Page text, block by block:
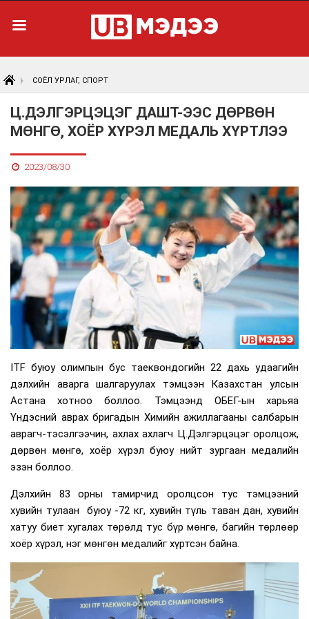
СОЁЛ УРЛАГ, СПОРТ
Ц.ДЭЛГЭРЦЭЦЭГ ДАШТ-ЭЭС ДӨРВӨН
МӨНГӨ, ХОЁР ХҮРЭЛ МЕДАЛЬ ХҮРТЛЭЭ
2023/08/30
ITF буюу олимпын бус таеквондогийн 22 дахь удаагийн
дэлхийн аварга шалгаруулах тэмцээн Казахстан улсын
Астана хотноо боллоо. Тэмцээнд ОБЕГ-ын харьяа
Үндэсний аврах бригадын Химийн ажиллагааны салбарын
аврагч-тэсэлгээчин, ахлах ахлагч Ц.Дэлгэрцэцэг оролцож,
дөрвөн мөнгө, хоёр хүрэл буюу нийт зургаан медалийн
эзэн боллоо.
Дэлхийн 83 орны тамирчид оролцсон тус тэмцээний
хувийн тулаан буюу -72 кг, хувийн түль таван дан, хувийн
хатуу биет хугалах төрөлд тус бүр мөнгө, багийн төрлөөр
хоёр хүрэл, нэг мөнгөн медалийг хүртсэн байна.